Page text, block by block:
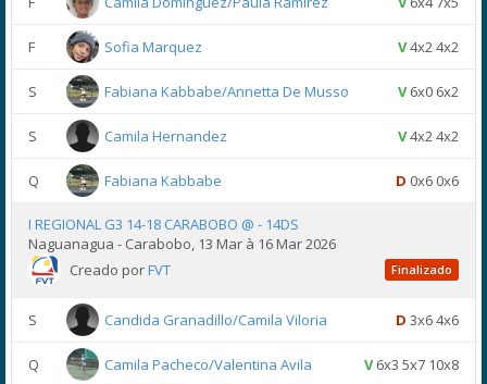
F Sofia Marquez V4x2 4x2
S Fabiana Kabbabe/Annetta De Musso V6x0 6x2
S Camila Hernandez V4x2 4x2
Q Fabiana Kabbabe D 0x6 0x6
I REGIONAL G3 14-18 CARABOBO @ - 14DS
Naguanagua - Carabobo, 13 Mar à 16 Mar 2026
Creado porFVT Finalizado
S Candida Granadillo/Camila Viloria D 3x6 4x6
Q Camila Pacheco/Valentina Avila V6x3 5x7 10x8